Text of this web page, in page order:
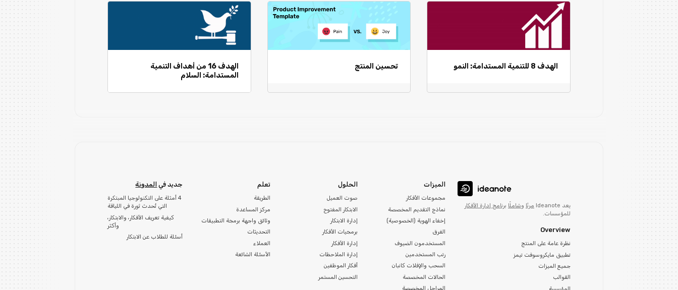
الهدف 8 للتنمية المستدامة: النمو تحسين المنتج
الهدف 16 من أهداف التنمية
المستدامة: السلام
يعد Ideanote مرنًا وشاملًا برنامج إدارة الأفكار
للمؤسسات.
Overview
نظرة عامة على المنتج
تطبيق مايكروسوفت تيمز
جميع الميزات
القوالب
المؤسسة
الميزات
مجموعات الأفكار
نماذج التقديم المخصصة
إخفاء الهوية (الخصوصية)
الفرق
المستخدمون الضيوف
رتب المستخدمين
السحب والإفلات كانبان
الحالات المخصصة
المراحل المخصصة
الحلول
صوت العميل
الابتكار المفتوح
إدارة الابتكار
برمجيات الأفكار
إدارة الأفكار
إدارة الملاحظات
أفكار الموظفين
التحسين المستمر
تعلم
الطريقة
مركز المساعدة
وثائق واجهة برمجة التطبيقات
التحديثات
العملاء
الأسئلة الشائعة
جديد في المدونة
4 أمثلة على التكنولوجيا المبتكرة
التي تُحدث ثورة في اللياقة
كيفية تعريف الأفكار، والابتكار،
وأكثر
أسئلة للطلاب عن الابتكار